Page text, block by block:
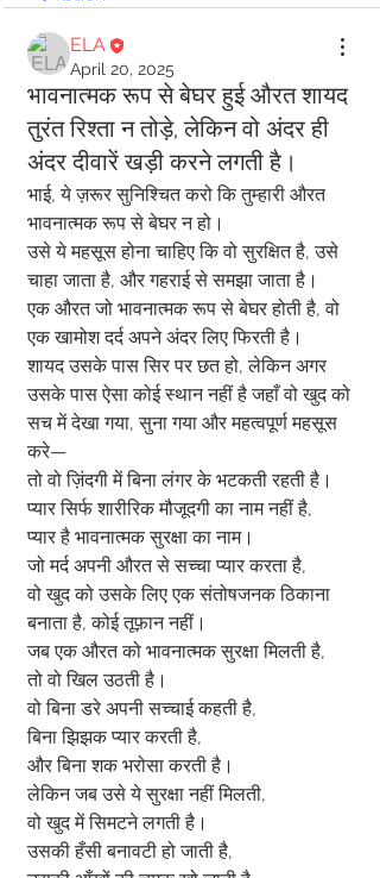
ELA
April 20, 2025
भावनात्मक रूप से बेघर हुई औरत शायद
तुरंत रिश्ता न तोड़े, लेकिन वो अंदर ही
अंदर दीवारें खड़ी करने लगती है।
भाई, ये ज़रूर सुनिश्चित करो कि तुम्हारी औरत
भावनात्मक रूप से बेघर न हो।
उसे ये महसूस होना चाहिए कि वो सुरक्षित है, उसे
चाहा जाता है, और गहराई से समझा जाता है।
एक औरत जो भावनात्मक रूप से बेघर होती है, वो
एक खामोश दर्द अपने अंदर लिए फिरती है।
शायद उसके पास सिर पर छत हो, लेकिन अगर
उसके पास ऐसा कोई स्थान नहीं है जहाँ वो खुद को
सच में देखा गया, सुना गया और महत्वपूर्ण महसूस
करे—
तो वो ज़िंदगी में बिना लंगर के भटकती रहती है।
प्यार सिर्फ शारीरिक मौजूदगी का नाम नहीं है,
प्यार है भावनात्मक सुरक्षा का नाम।
जो मर्द अपनी औरत से सच्चा प्यार करता है,
वो खुद को उसके लिए एक संतोषजनक ठिकाना
बनाता है, कोई तूफ़ान नहीं।
जब एक औरत को भावनात्मक सुरक्षा मिलती है,
तो वो खिल उठती है।
वो बिना डरे अपनी सच्चाई कहती है,
बिना झिझक प्यार करती है,
और बिना शक भरोसा करती है।
लेकिन जब उसे ये सुरक्षा नहीं मिलती,
वो खुद में सिमटने लगती है।
उसकी हँसी बनावटी हो जाती है,